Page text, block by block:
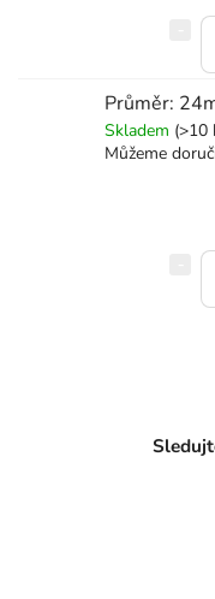
Průměr:
Skladem (>10
Můžeme